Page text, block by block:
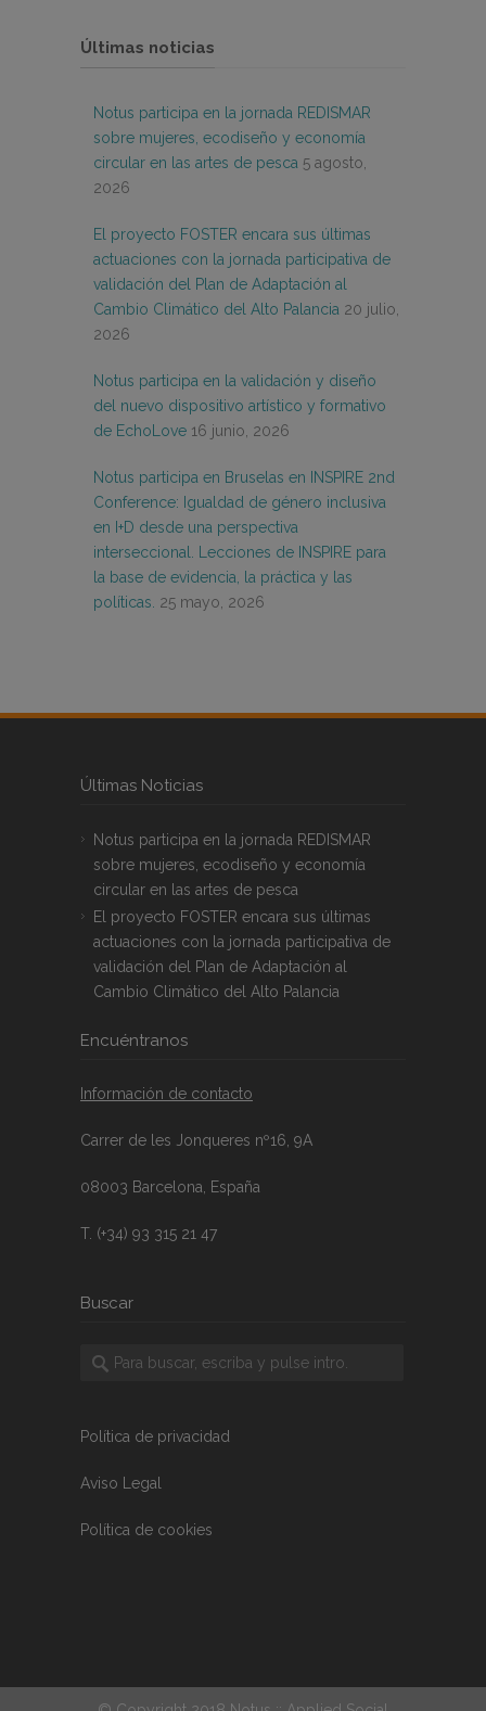
Últimas noticias
Notus participa en la jornada REDISMAR
sobre mujeres, ecodiseño y economía
circular en las artes de pesca 5 agosto,
2026
El proyecto FOSTER encara sus últimas
actuaciones con la jornada participativa de
validación del Plan de Adaptación al
Cambio Climático del Alto Palancia 20 julio,
2026
Notus participa en la validación y diseño
del nuevo dispositivo artístico y formativo
de EchoLove 16 junio, 2026
Notus participa en Bruselas en INSPIRE 2nd
Conference: Igualdad de género inclusiva
en I+D desde una perspectiva
interseccional. Lecciones de INSPIRE para
la base de evidencia, la práctica y las
políticas. 25 mayo, 2026
Últimas Noticias
Notus participa en la jornada REDISMAR
sobre mujeres, ecodiseño y economía
circular en las artes de pesca
El proyecto FOSTER encara sus últimas
actuaciones con la jornada participativa de
validación del Plan de Adaptación al
Cambio Climático del Alto Palancia
Encuéntranos
Información de contacto
Carrer de les Jonqueres nº16, 9A
08003 Barcelona, España
T. (+34) 93 315 21 47
Buscar
Política de privacidad
Aviso Legal
Política de cookies